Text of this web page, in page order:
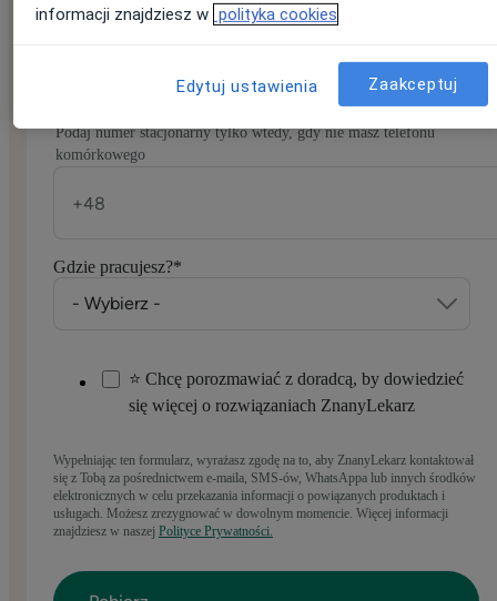
Podaj numer stacjonarny tylko wtedy, gdy nie masz telefonu
komórkowego
Gdzie pracujesz?*
⭐ Chcę porozmawiać z doradcą, by dowiedzieć
się więcej o rozwiązaniach ZnanyLekarz
Wypełniając ten formularz, wyrażasz zgodę na to, aby ZnanyLekarz kontaktował
się z Tobą za pośrednictwem e-maila, SMS-ów, WhatsAppa lub innych środków
elektronicznych w celu przekazania informacji o powiązanych produktach i
usługach. Możesz zrezygnować w dowolnym momencie. Więcej informacji
znajdziesz w naszej Polityce Prywatności.
informacji znajdziesz w polityka cookies
Edytuj ustawienia Zaakceptuj